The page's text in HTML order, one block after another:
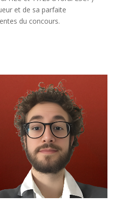
et de sa parfaite
du concours.